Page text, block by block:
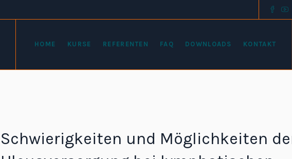
HOME KURSE REFERENTEN FAQ DOWNLOADS KONTAKT
Schwierigkeiten und Möglichkeiten